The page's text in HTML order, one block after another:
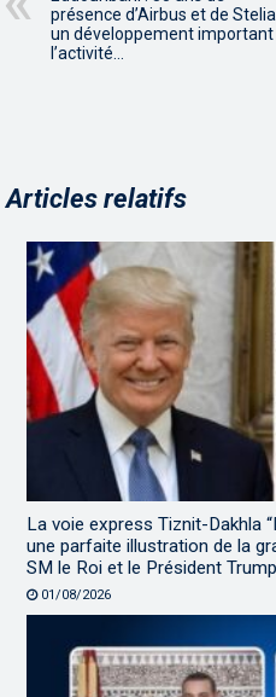
présence d’Airbus et de
un développement important
l’activité…
Articles relatifs
La voie express Tiznit-Dakhla
une parfaite illustration de la
SM le Roi et le Président Trump
01/08/2026